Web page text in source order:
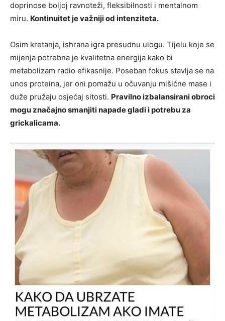
doprinose boljoj ravnoteži, fleksibilnosti i mentalnom
miru. Kontinuitet je važniji od intenziteta.
Osim kretanja, ishrana igra presudnu ulogu. Tijelu koje se
mijenja potrebna je kvalitetna energija kako bi
metabolizam radio efikasnije. Poseban fokus stavlja se na
unos proteina, jer oni pomažu u očuvanju mišićne mase i
duže pružaju osjećaj sitosti. Pravilno izbalansirani obroci
mogu značajno smanjiti napade gladi i potrebu za
grickalicama.